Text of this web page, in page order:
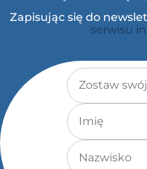
Zapisując się do
serwisu
Adres e-mail*
Imię
Nazwisko